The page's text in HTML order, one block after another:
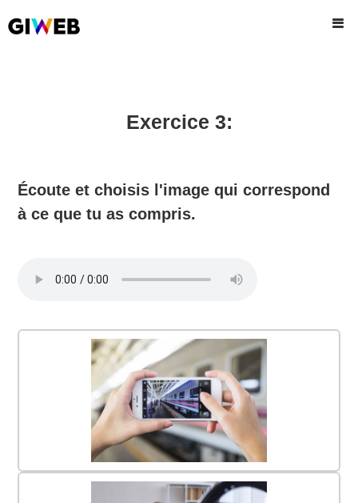
Exercice 3:
Écoute et choisis l'image qui correspond
à ce que tu as compris.